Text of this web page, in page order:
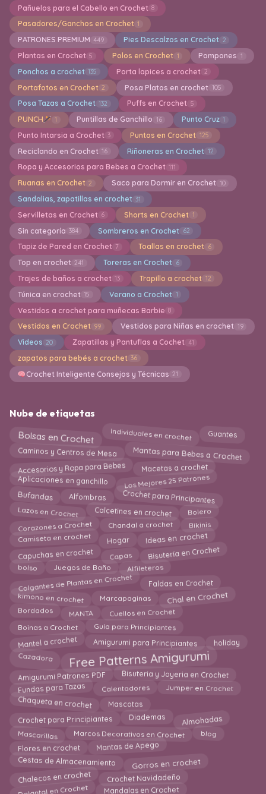
Pañuelos para el Cabello en Crochet 8
Pasadores/Ganchos en Crochet 1
PATRONES PREMIUM 449 Pies Descalzos en Crochet 2
Plantas en Crochet 5 Polos en Crochet 1 Pompones 1
Ponchos a crochet 135 Porta lapices a crochet 2
Portafotos en Crochet 2 Posa Platos en crochet 105
Posa Tazas a Crochet 132 Puffs en Crochet 5
PUNCH 1 Puntillas de Ganchillo 16 Punto Cruz 1
Punto Intarsia a Crochet 3 Puntos en Crochet 125
Reciclando en Crochet 16 Riñoneras en Crochet 12
Ropa y Accesorios para Bebes a Crochet 111
Ruanas en Crochet 2 Saco para Dormir en Crochet 10
Sandalias, zapatillas en crochet 31
Servilletas en Crochet 6 Shorts en Crochet 1
Sin categoría 384 Sombreros en Crochet 62
Tapiz de Pared en Crochet 7 Toallas en crochet 6
Top en crochet 241 Toreras en Crochet 6
Trajes de baños a crochet 13 Trapillo a crochet 12
Túnica en crochet 15 Verano a Crochet 1
Vestidos a crochet para muñecas Barbie 8
Vestidos en Crochet 99 Vestidos para Niñas en crochet 19
Videos 20 Zapatillas y Pantuflas a Cochet 41
zapatos para bebés a crochet 36
Crochet Inteligente Consejos y Técnicas 21
Nube de etiquetas
Bolsas en Crochet Individuales en crochet Guantes
Caminos y Centros de Mesa Mantas para Bebes a Crochet
Accesorios y Ropa para Bebes Macetas a crochet
Aplicaciones en ganchillo Los Mejores 25 Patrones
Bufandas Alfombras Crochet para Principantes
Lazos en Crochet Calcetines en crochet Bolero
Corazones a Crochet Chandal a crochet Bikinis
Camiseta en crochet Hogar Ideas en crochet
Capuchas en crochet Capas Bisutería en Crochet
bolso Juegos de Baño Alfileteros
Colgantes de Plantas en Crochet Faldas en Crochet
kimono en crochet Marcapaginas Chal en Crochet
Bordados MANTA Cuellos en Crochet
Boinas a Crochet Guía para Principiantes
Mantel a crochet Amigurumi para Principiantes holiday
Cazadora Free Patterns Amigurumi
Amigurumi Patrones PDF Bisuteria y Joyeria en Crochet
Fundas para Tazas Calentadores Jumper en Crochet
Chaqueta en crochet Mascotas
Crochet para Principiantes Diademas Almohadas
Mascarillas Marcos Decorativos en Crochet blog
Flores en crochet Mantas de Apego
Cestas de Almacenamiento Gorros en crochet
Chalecos en crochet Crochet Navidadeño
Delantal en Crochet